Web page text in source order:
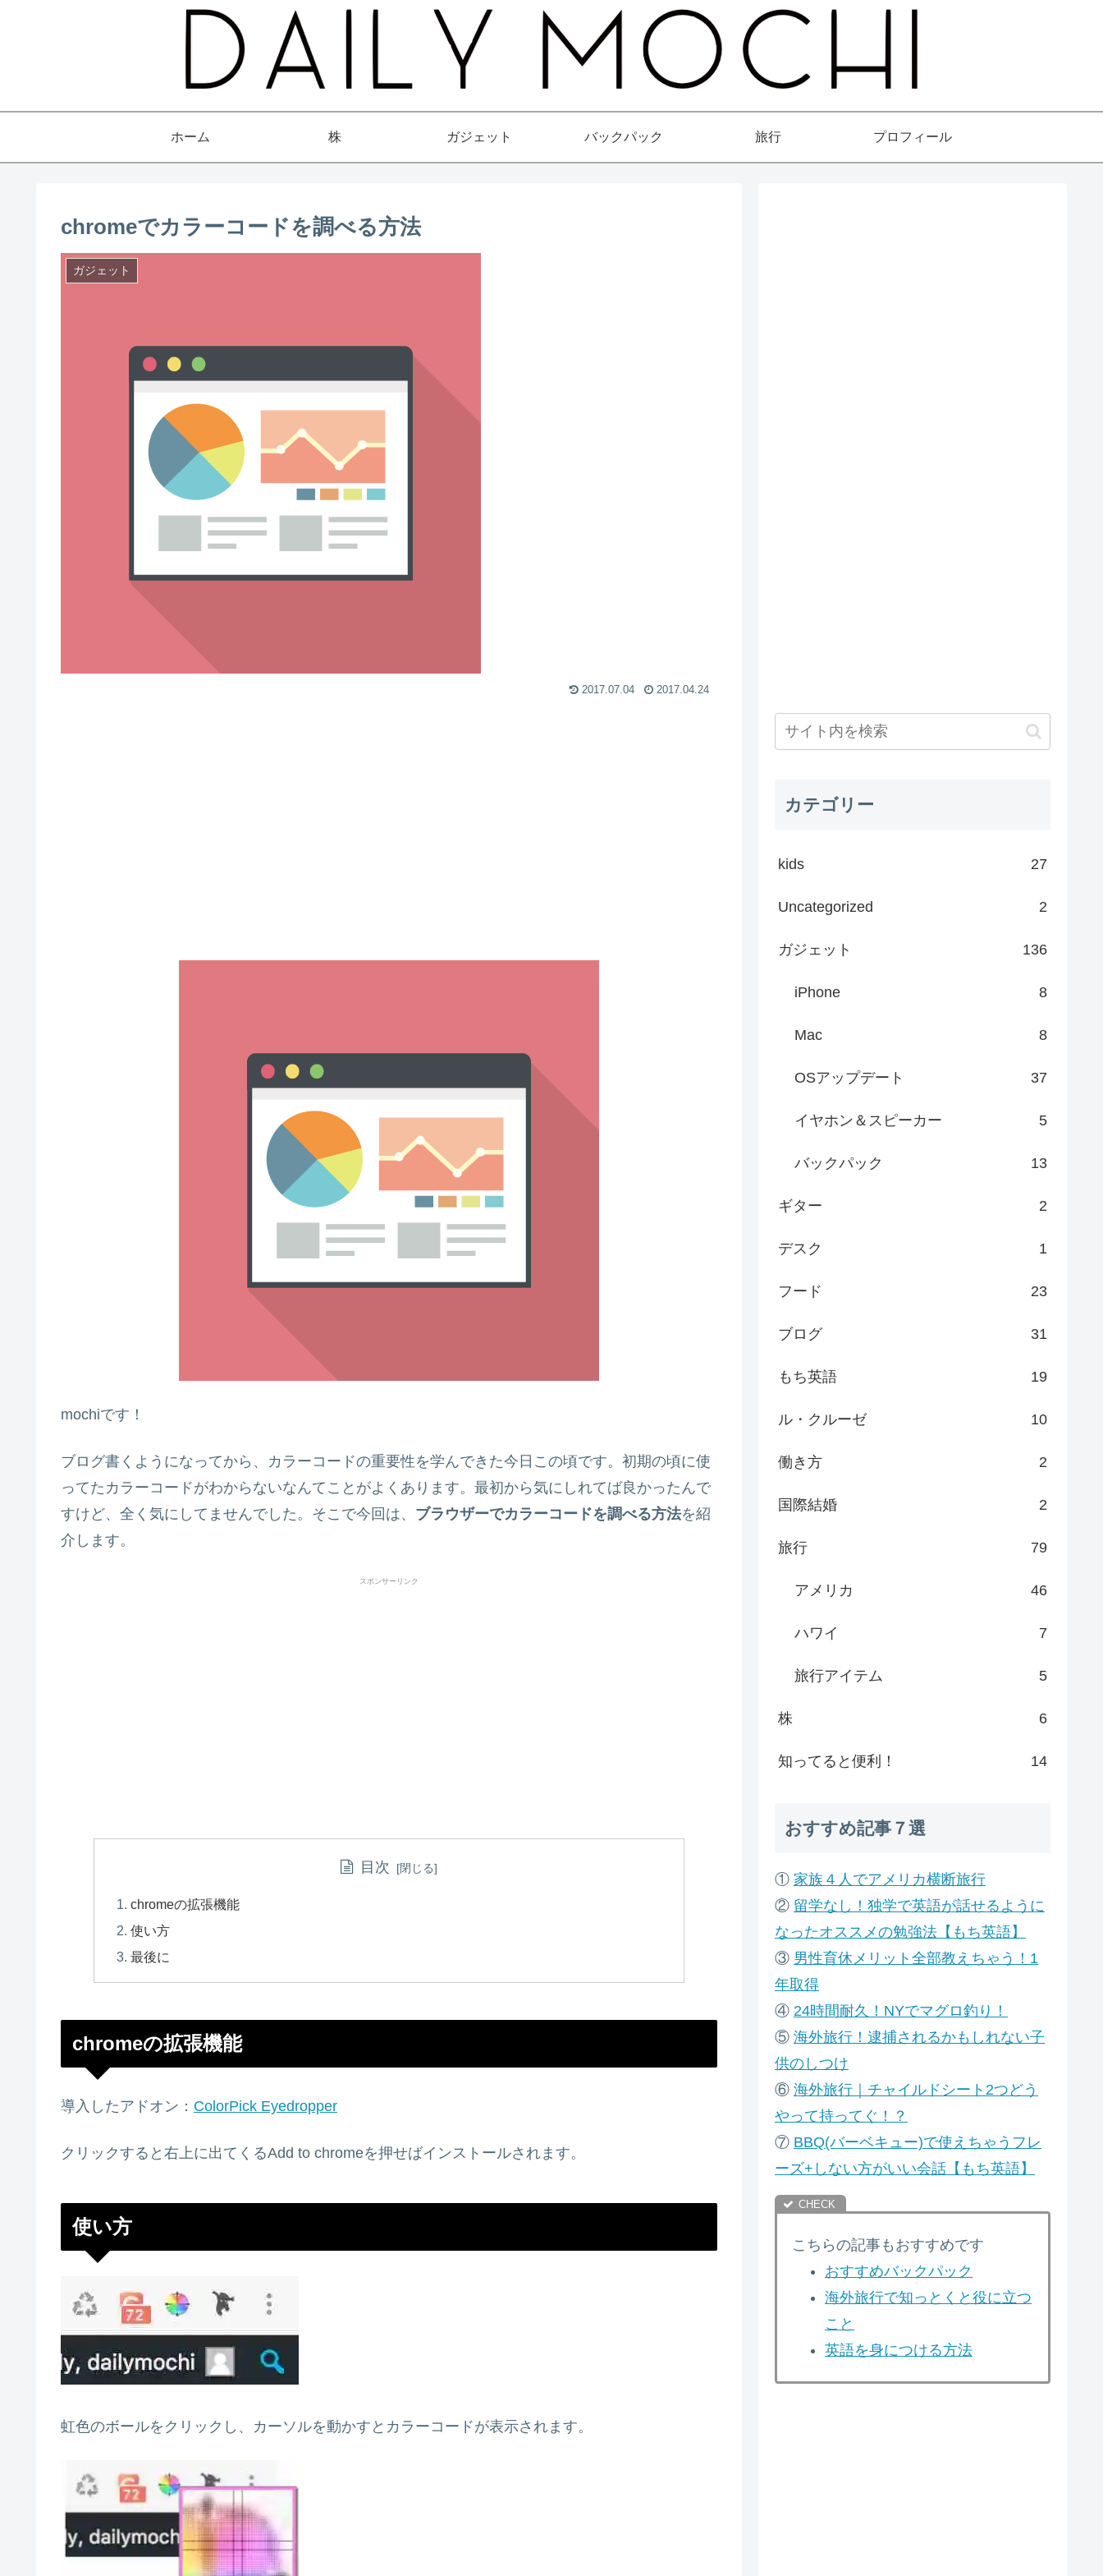
ホーム 株 ガジェット バックパック 旅行 プロフィール
chromeでカラーコードを調べる方法
ガジェット
2017.07.04 2017.04.24
mochiです！
ブログ書くようになってから、カラーコードの重要性を学んできた今日この頃です。初期の頃に使
ってたカラーコードがわからないなんてことがよくあります。最初から気にしれてば良かったんで
すけど、全く気にしてませんでした。そこで今回は、 ブラウザーでカラーコードを調べる方法を紹
介します。
スポンサーリンク
目次
chromeの拡張機能
使い方
最後に
chromeの拡張機能
導入したアドオン： ColorPick Eyedropper
クリックすると右上に出てくるAdd to chromeを押せばインストールされます。
使い方
虹色のボールをクリックし、カーソルを動かすとカラーコードが表示されます。
カテゴリー
kids 27
Uncategorized 2
ガジェット 136
iPhone 8
Mac 8
OSアップデート 37
イヤホン＆スピーカー 5
バックパック 13
ギター 2
デスク 1
フード 23
ブログ 31
もち英語 19
ル・クルーゼ 10
働き方 2
国際結婚 2
旅行 79
アメリカ 46
ハワイ 7
旅行アイテム 5
株 6
知ってると便利！ 14
おすすめ記事７選
① 家族４人でアメリカ横断旅行
② 留学なし！独学で英語が話せるように
なったオススメの勉強法【もち英語】
③ 男性育休メリット全部教えちゃう！1
年取得
④ 24時間耐久！NYでマグロ釣り！
⑤ 海外旅行！逮捕されるかもしれない子
供のしつけ
⑥ 海外旅行｜チャイルドシート2つどう
やって持ってぐ！？
⑦ BBQ(バーベキュー)で使えちゃうフレ
ーズ+しない方がいい会話【もち英語】
こちらの記事もおすすめです
おすすめバックパック
海外旅行で知っとくと役に立つ
こと
英語を身につける方法